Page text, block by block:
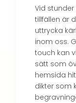
Vid
tillfällen är
uttrycka
inom oss.
touch kan
sätt som
hemsida
dikter som